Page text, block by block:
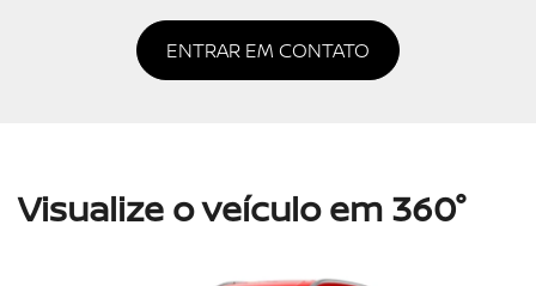
ENTRAR EM CONTATO
Visualize o veículo em 360°